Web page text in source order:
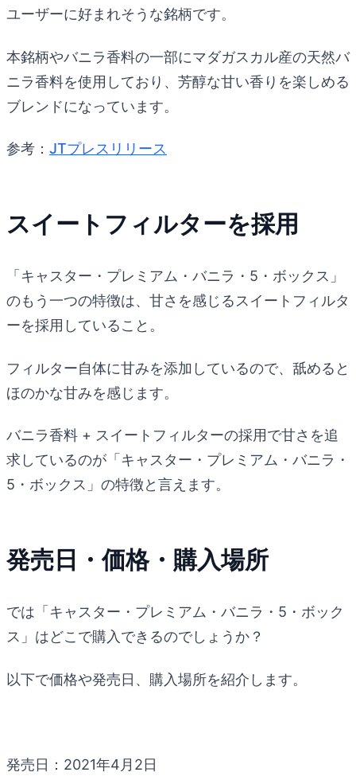
ユーザーに好まれそうな銘柄です。
本銘柄やバニラ香料の一部にマダガスカル産の天然バ
ニラ香料を使用しており、芳醇な甘い香りを楽しめる
ブレンドになっています。
参考： JTプレスリリース
スイートフィルターを採用
「キャスター・プレミアム・バニラ・5・ボックス」
のもう一つの特徴は、甘さを感じるスイートフィルタ
ーを採用していること。
フィルター自体に甘みを添加しているので、舐めると
ほのかな甘みを感じます。
バニラ香料 + スイートフィルターの採用で甘さを追
求しているのが「キャスター・プレミアム・バニラ・
5・ボックス」の特徴と言えます。
発売日・価格・購入場所
では「キャスター・プレミアム・バニラ・5・ボック
ス」はどこで購入できるのでしょうか？
以下で価格や発売日、購入場所を紹介します。
発売日：2021年4月2日